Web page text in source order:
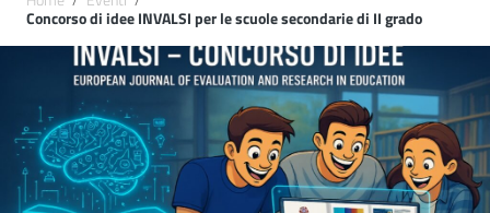
Concorso di idee INVALSI per le scuole secondarie di II grado